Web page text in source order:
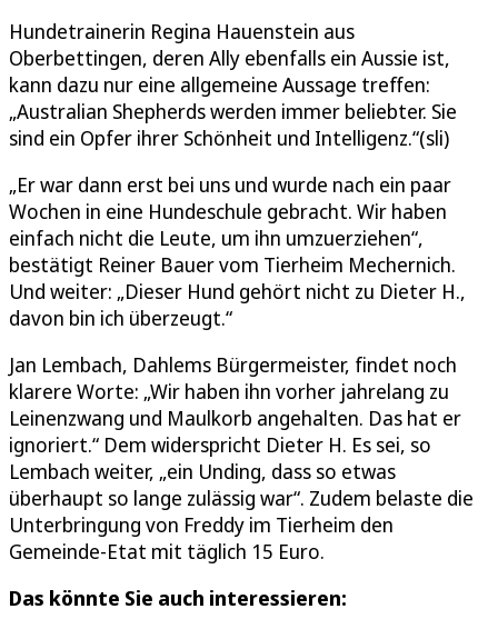
Hundetrainerin Regina Hauenstein aus
Oberbettingen, deren Ally ebenfalls ein Aussie ist,
kann dazu nur eine allgemeine Aussage treffen:
„Australian Shepherds werden immer beliebter. Sie
sind ein Opfer ihrer Schönheit und Intelligenz.“(sli)
„Er war dann erst bei uns und wurde nach ein paar
Wochen in eine Hundeschule gebracht. Wir haben
einfach nicht die Leute, um ihn umzuerziehen“,
bestätigt Reiner Bauer vom Tierheim Mechernich.
Und weiter: „Dieser Hund gehört nicht zu Dieter H.,
davon bin ich überzeugt.“
Jan Lembach, Dahlems Bürgermeister, findet noch
klarere Worte: „Wir haben ihn vorher jahrelang zu
Leinenzwang und Maulkorb angehalten. Das hat er
ignoriert.“ Dem widerspricht Dieter H. Es sei, so
Lembach weiter, „ein Unding, dass so etwas
überhaupt so lange zulässig war“. Zudem belaste die
Unterbringung von Freddy im Tierheim den
Gemeinde-Etat mit täglich 15 Euro.
Das könnte Sie auch interessieren: